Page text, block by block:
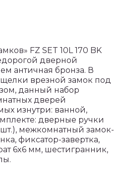
FZ SET 10L 170 BK
дверной
античная бронза. В
врезной замок под
данный набор
дверей
изнутри: ванной,
дверные ручки
шт.), межкомнатный замок-
фиксатор-завертка,
6x6 мм, шестигранник,